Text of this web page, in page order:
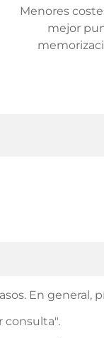
Menores
mejor
En general,
consulta".